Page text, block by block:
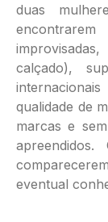
duas
calçado),
qualidade de
marcas e
eventual